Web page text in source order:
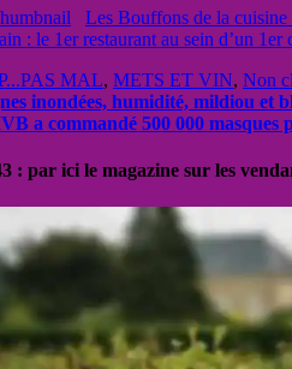
Les Bouffons de la cuisine
: le 1er restaurant au sein d’un 1er
MAL, METS ET VIN, Non
inondées, humidité, mildiou et
a commandé 500 000 masques
: par ici le magazine sur les